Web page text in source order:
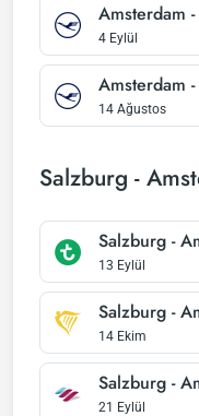
Amsterdam
4 Eylül
Amsterdam
14 Ağustos
Salzburg -
Salzburg -
13 Eylül
Salzburg -
14 Ekim
Salzburg -
21 Eylül